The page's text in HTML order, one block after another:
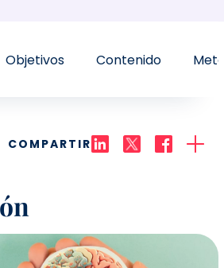
Objetivos Contenido
COMPARTIR